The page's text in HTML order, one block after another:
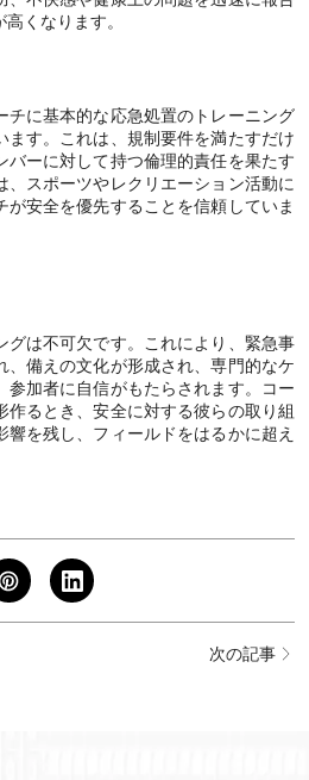
くなります。
チに基本的な応急処置のトレーニング
ます。これは、規制要件を満たすだけ
バーに対して持つ倫理的責任を果たす
、スポーツやレクリエーション活動に
安全を優先することを信頼していま
グは不可欠です。これにより、緊急事
備えの文化が形成され、専門的なケ
参加者に自信がもたらされます。コー
るとき、安全に対する彼らの取り組
を残し、フィールドをはるかに超え
次の記事